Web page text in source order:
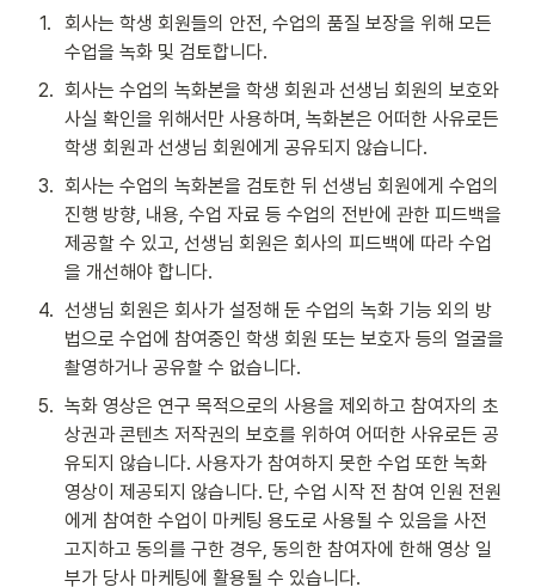
1.
회사는 학생 회원들의 안전, 수업의 품질 보장을 위해 모든
수업을 녹화 및 검토합니다.
2. 회사는 수업의 녹화본을 학생 회원과 선생님 회원의 보호와
사실 확인을 위해서만 사용하며, 녹화본은 어떠한 사유로든
학생 회원과 선생님 회원에게 공유되지 않습니다.
3. 회사는 수업의 녹화본을 검토한 뒤 선생님 회원에게 수업의
진행 방향, 내용, 수업 자료 등 수업의 전반에 관한 피드백을
제공할 수 있고, 선생님 회원은 회사의 피드백에 따라 수업
을 개선해야 합니다.
4. 선생님 회원은 회사가 설정해 둔 수업의 녹화 기능 외의 방
법으로 수업에 참여중인 학생 회원 또는 보호자 등의 얼굴을
촬영하거나 공유할 수 없습니다.
5. 녹화 영상은 연구 목적으로의 사용을 제외하고 참여자의 초
상권과 콘텐츠 저작권의 보호를 위하여 어떠한 사유로든 공
유되지 않습니다. 사용자가 참여하지 못한 수업 또한 녹화
영상이 제공되지 않습니다. 단, 수업 시작 전 참여 인원 전원
에게 참여한 수업이 마케팅 용도로 사용될 수 있음을 사전
고지하고 동의를 구한 경우, 동의한 참여자에 한해 영상 일
부가 당사 마케팅에 활용될 수 있습니다.